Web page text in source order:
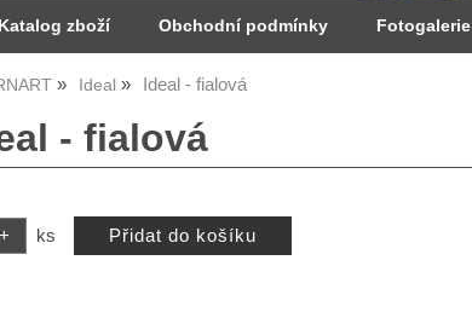
Katalog zboží Obchodní podmínky Fotogalerie
Ideal Ideal - fialová
- fialová
ks